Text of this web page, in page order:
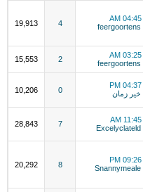
04:45 AM
feergoortens
4
19,913
03:25 AM
feergoortens
2
15,553
04:37 PM
خير زمان 0
10,206
11:45 AM
Excelyclateld
7
28,843
09:26 PM
Snannymeale
8
20,292